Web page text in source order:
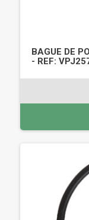
BAGUE DE
- REF: